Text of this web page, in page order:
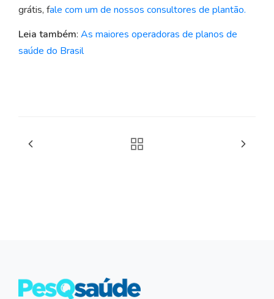
grátis, fale com um de nossos consultores de plantão.
Leia também: As maiores operadoras de planos de
saúde do Brasil